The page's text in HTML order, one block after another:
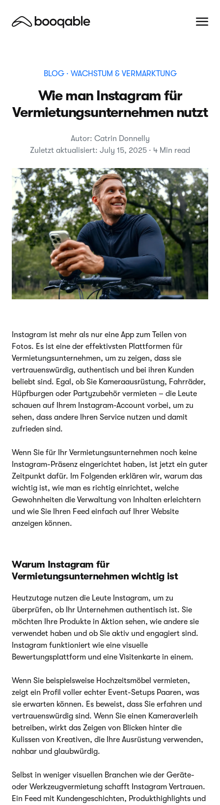
BLOG· WACHSTUM & VERMARKTUNG
Wie man Instagram für
Vermietungsunternehmen nutzt
Autor: Catrin Donnelly
Zuletzt aktualisiert: July 15, 2025 · 4 Min read
Instagram ist mehr als nur eine App zum Teilen von
Fotos. Es ist eine der effektivsten Plattformen für
Vermietungsunternehmen, um zu zeigen, dass sie
vertrauenswürdig, authentisch und bei ihren Kunden
beliebt sind. Egal, ob Sie Kameraausrüstung, Fahrräder,
Hüpfburgen oder Partyzubehör vermieten – die Leute
schauen auf Ihrem Instagram-Account vorbei, um zu
sehen, dass andere Ihren Service nutzen und damit
zufrieden sind.
Wenn Sie für Ihr Vermietungsunternehmen noch keine
Instagram-Präsenz eingerichtet haben, ist jetzt ein guter
Zeitpunkt dafür. Im Folgenden erklären wir, warum das
wichtig ist, wie man es richtig einrichtet, welche
Gewohnheiten die Verwaltung von Inhalten erleichtern
und wie Sie Ihren Feed einfach auf Ihrer Website
anzeigen können.
Warum Instagram für
Vermietungsunternehmen wichtig ist
Heutzutage nutzen die Leute Instagram, um zu
überprüfen, ob Ihr Unternehmen authentisch ist. Sie
möchten Ihre Produkte in Aktion sehen, wie andere sie
verwendet haben und ob Sie aktiv und engagiert sind.
Instagram funktioniert wie eine visuelle
Bewertungsplattform und eine Visitenkarte in einem.
Wenn Sie beispielsweise Hochzeitsmöbel vermieten,
zeigt ein Profil voller echter Event-Setups Paaren, was
sie erwarten können. Es beweist, dass Sie erfahren und
vertrauenswürdig sind. Wenn Sie einen Kameraverleih
betreiben, wirkt das Zeigen von Blicken hinter die
Kulissen von Kreativen, die Ihre Ausrüstung verwenden,
nahbar und glaubwürdig.
Selbst in weniger visuellen Branchen wie der Geräte-
oder Werkzeugvermietung schafft Instagram Vertrauen.
Ein Feed mit Kundengeschichten, Produkthighlights und